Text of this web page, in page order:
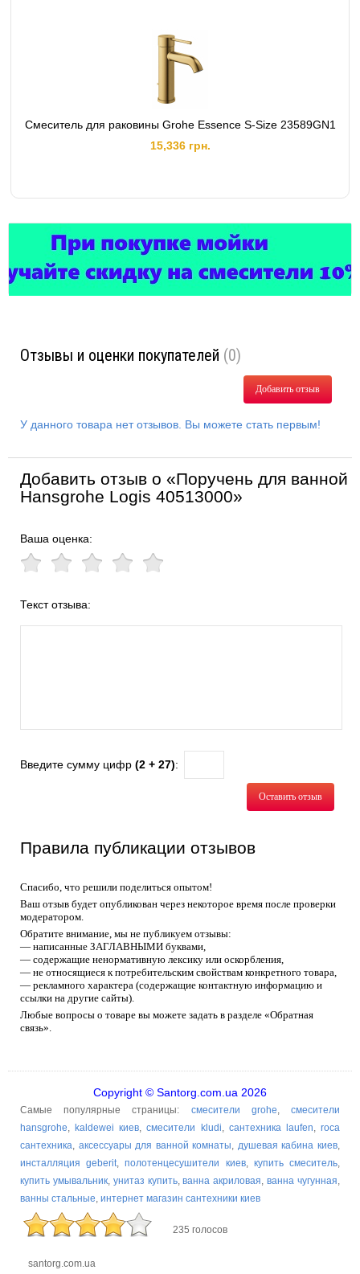
Смеситель для раковины Grohe Essence S-Size 23589GN1
15,336 грн.
Отзывы и оценки покупателей (0)
Добавить отзыв
У данного товара нет отзывов. Вы можете стать первым!
Добавить отзыв о «Поручень для ванной
Hansgrohe Logis 40513000»
Ваша оценка:
Текст отзыва:
Введите сумму цифр (2 + 27):
Оставить отзыв
Правила публикации отзывов
Спасибо, что решили поделиться опытом!
Ваш отзыв будет опубликован через некоторое время после проверки
модератором.
Обратите внимание, мы не публикуем отзывы:
— написанные ЗАГЛАВНЫМИ буквами,
— содержащие ненормативную лексику или оскорбления,
— не относящиеся к потребительским свойствам конкретного товара,
— рекламного характера (содержащие контактную информацию и
ссылки на другие сайты).
Любые вопросы о товаре вы можете задать в разделе «Обратная
связь».
Copyright © Santorg.com.ua 2026
Самые популярные страницы: смесители grohe,смесители
hansgrohe, kaldewei киев,смесители kludi, сантехника laufen,roca
сантехника, аксессуары для ванной комнаты, душевая кабина киев,
инсталляция geberit,полотенцесушители киев, купить смеситель,
купить умывальник, унитаз купить,ванна акриловая,ванна чугунная,
ванны стальные, интернет магазин сантехники киев
235 голосов
santorg.com.ua